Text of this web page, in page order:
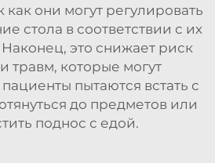
как они могут регулировать
стола в соответствии с их
это снижает риск
травм, которые могут
пытаются встать с
до предметов или
поднос с едой.